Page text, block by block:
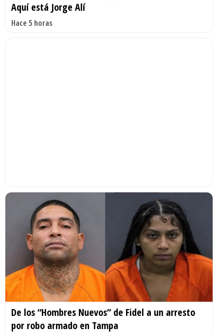
Aquí está Jorge Alí
Hace 5 horas
De los “Hombres Nuevos” de Fidel a un arresto
por robo armado en Tampa